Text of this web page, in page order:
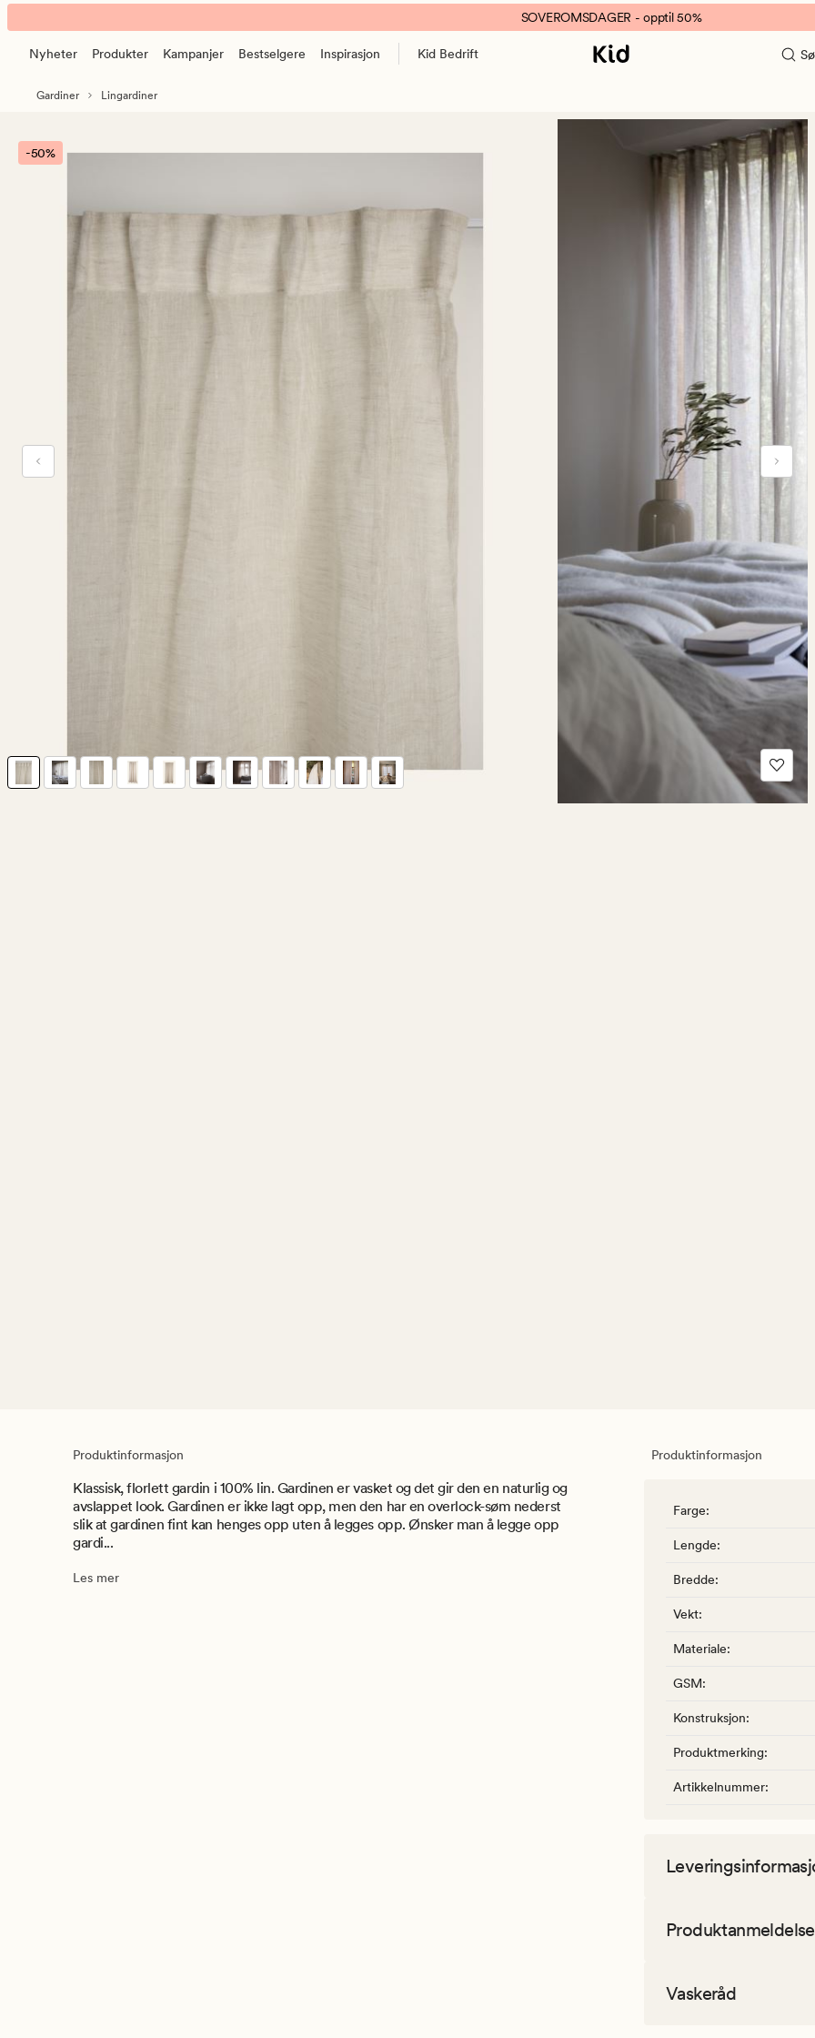
Selma
lingardin
natur
banner.
Klikk
pause.
SOVEROMSDAGER - opptil 50%
Nyheter Produkter Kampanjer Bestselgere Inspirasjon Kid Bedrift
Gardiner Lingardiner
-50%
Produktinformasjon
Klassisk, florlett gardin i 100% lin. Gardinen er vasket og det gir den en naturlig og
avslappet look. Gardinen er ikke lagt opp, men den har en overlock-søm nederst
slik at gardinen fint kan henges opp uten å legges opp. Ønsker man å legge opp
gardi...
Les mer
Produktinformasjon
Farge:
Lengde:
Bredde:
Vekt:
Materiale:
GSM:
Konstruksjon:
Produktmerking:
Artikkelnummer:
Vaskeråd